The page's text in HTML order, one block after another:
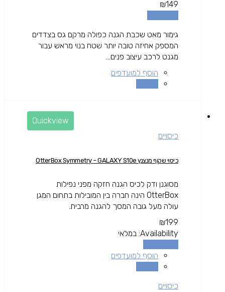
₪149
גימור מאט שכבת הגנה כפולה מרקם גס בצדדים
המספק אחיזה טובה יותר שטח בנוי מראש עבור
מגנט לרכב עיצוב פנים...
הוסף למועדפים
Quickview
כיסויים
כיסוי שקוף מנצנץ OtterBox Symmetry – GALAXY S10e
מסוגנן ודק לכיס הגנה חזקה מפני נפילות
OtterBox הינה חברה בין המובילות בתחום המגן
עולה מעל גובה המסך להגנה מרבית.
₪199
Availability: במלאי
הוסף למועדפים
כיסויים